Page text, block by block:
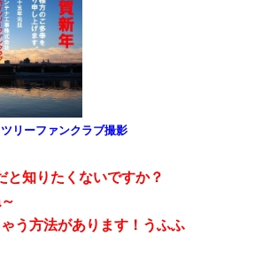
リーファンクラブ撮影
と知りたくないですか？
う方法があります！うふふ